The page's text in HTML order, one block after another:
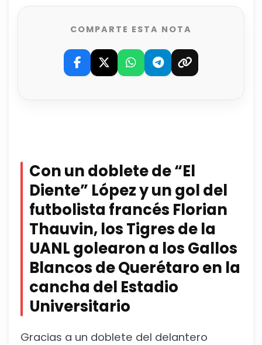
COMPARTE ESTA NOTA
Con un doblete de “El
Diente” López y un gol del
futbolista francés Florian
Thauvin, los Tigres de la
UANL golearon a los Gallos
Blancos de Querétaro en la
cancha del Estadio
Universitario
Gracias a un doblete del delantero